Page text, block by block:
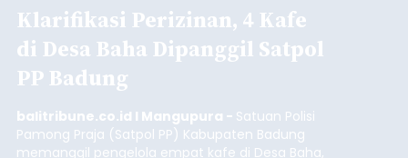
Klarifikasi Perizinan, 4 Kafe
di Desa Baha Dipanggil Satpol
PP Badung
balitribune.co.id I Mangupura - Satuan Polisi
Pamong Praja (Satpol PP) Kabupaten Badung
memanggil pengelola empat kafe di Desa Baha,